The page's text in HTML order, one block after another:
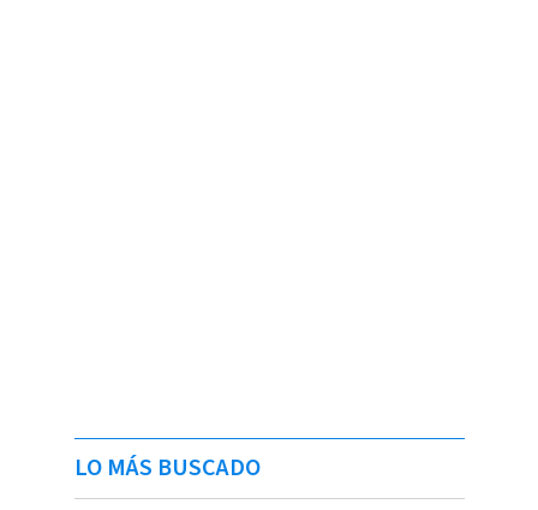
LO MÁS BUSCADO